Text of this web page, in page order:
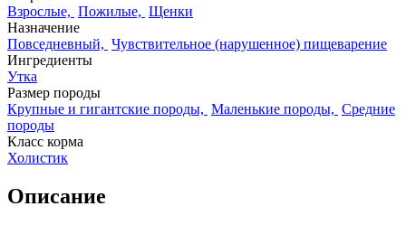
Взрослые, Пожилые, Щенки
Назначение
Повседневный, Чувствительное (нарушенное) пищеварение
Ингредиенты
Утка
Размер породы
Крупные и гигантские породы, Маленькие породы, Средние
породы
Класс корма
Холистик
Описание